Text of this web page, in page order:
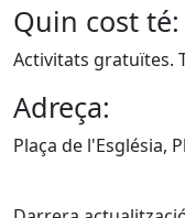
Quin cost té:
Activitats gratuïtes.
Adreça:
Plaça de l'Església,